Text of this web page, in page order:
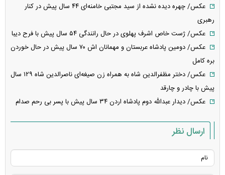
عکس/ چهره دیده نشده از سید مجتبی خامنه‌ای ۴۴ سال پیش در کنار
رهبری
عکس/ ژست خاص اشرف پهلوی در حال رانندگی ۵۴ سال پیش با فرح دیبا
عکس/ دومین پادشاه عربستان و مهمانان اش ۷۰ سال پیش در حال خوردن
بره کامل
عکس/ دختر مظفرالدین شاه به همراه زن صیغه‌ای ناصرالدین شاه ۱۲۹ سال
پیش با چادر و چارقد
عکس/ دیدار عبدالله دوم پادشاه اردن ۳۴ سال پیش با پسر بی رحم صدام
ارسال نظر